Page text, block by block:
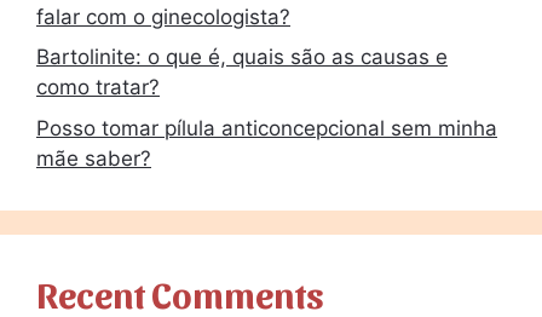
falar com o ginecologista?
Bartolinite: o que é, quais são as causas e
como tratar?
Posso tomar pílula anticoncepcional sem minha
mãe saber?
Recent Comments